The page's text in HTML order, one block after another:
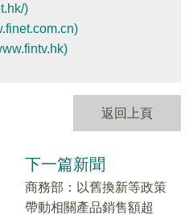
)
返回上頁
下一篇新聞
商務部：以舊換新等政策
帶動相關產品銷售額超